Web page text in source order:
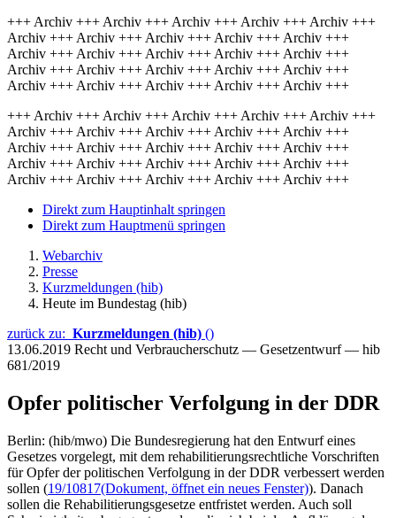
+++ Archiv +++ Archiv +++ Archiv +++ Archiv +++ Archiv +++
Archiv +++ Archiv +++ Archiv +++ Archiv +++ Archiv +++
Archiv +++ Archiv +++ Archiv +++ Archiv +++ Archiv +++
Archiv +++ Archiv +++ Archiv +++ Archiv +++ Archiv +++
Archiv +++ Archiv +++ Archiv +++ Archiv +++ Archiv +++
+++ Archiv +++ Archiv +++ Archiv +++ Archiv +++ Archiv +++
Archiv +++ Archiv +++ Archiv +++ Archiv +++ Archiv +++
Archiv +++ Archiv +++ Archiv +++ Archiv +++ Archiv +++
Archiv +++ Archiv +++ Archiv +++ Archiv +++ Archiv +++
Archiv +++ Archiv +++ Archiv +++ Archiv +++ Archiv +++
Direkt zum Hauptinhalt springen
Direkt zum Hauptmenü springen
Webarchiv
Presse
Kurzmeldungen (hib)
Heute im Bundestag (hib)
zurück zu: Kurzmeldungen (hib) ()
13.06.2019 Recht und Verbraucherschutz — Gesetzentwurf — hib
681/2019
Opfer politischer Verfolgung in der DDR
Berlin: (hib/mwo) Die Bundesregierung hat den Entwurf eines
Gesetzes vorgelegt, mit dem rehabilitierungsrechtliche Vorschriften
für Opfer der politischen Verfolgung in der DDR verbessert werden
sollen (19/10817(Dokument, öffnet ein neues Fenster)). Danach
sollen die Rehabilitierungsgesetze entfristet werden. Auch soll